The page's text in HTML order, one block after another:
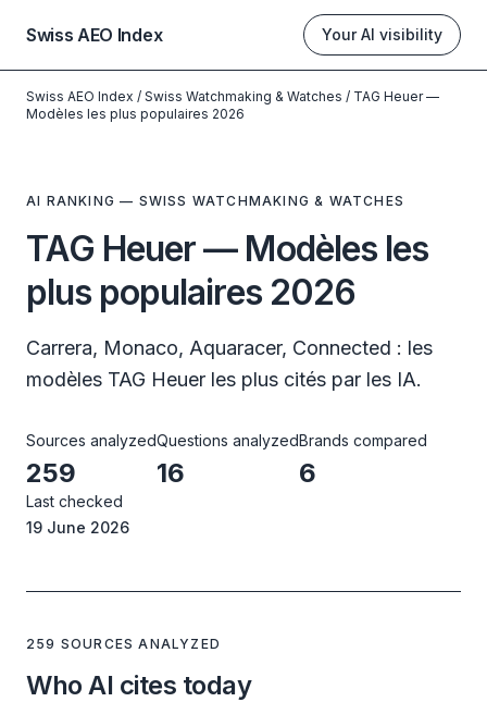
Swiss AEO Index Your AI visibility
Swiss AEO Index / Swiss Watchmaking & Watches / TAG Heuer —
Modèles les plus populaires 2026
AI RANKING — SWISS WATCHMAKING & WATCHES
TAG Heuer — Modèles les
plus populaires 2026
Carrera, Monaco, Aquaracer, Connected : les
modèles TAG Heuer les plus cités par les IA.
Sources analyzed
259
Questions analyzed
16
Brands compared
6
Last checked
19 June 2026
259 SOURCES ANALYZED
Who AI cites today